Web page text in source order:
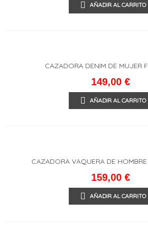
AÑADIR AL CARRITO
CAZADORA DENIM DE MUJER
149,00 €
AÑADIR AL CARRITO
CAZADORA VAQUERA DE
159,00 €
AÑADIR AL CARRITO